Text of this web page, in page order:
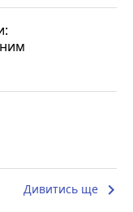
Дивитись ще keyboard_arrow_right